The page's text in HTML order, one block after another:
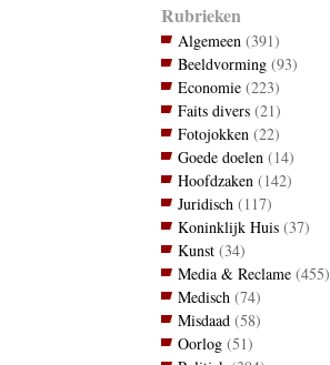
Rubrieken
Algemeen(391)
Beeldvorming(93)
Economie(223)
Faits divers(21)
Fotojokken(22)
Goede doelen(14)
Hoofdzaken(142)
Juridisch(117)
Koninklijk Huis(37)
Kunst(34)
Media & Reclame(455)
Medisch(74)
Misdaad(58)
Oorlog(51)